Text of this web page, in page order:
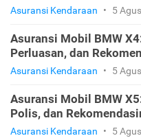
Asuransi Kendaraan • 5
Asuransi Mobil BMW
Perluasan, dan
Asuransi Kendaraan • 5
Asuransi Mobil BMW
Polis, dan
Asuransi Kendaraan • 5